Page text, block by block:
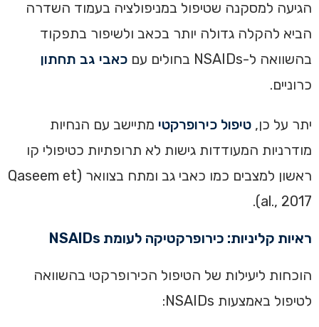
הגיעה למסקנה שטיפול במניפולציה בעמוד השדרה
הביא להקלה גדולה יותר בכאב ולשיפור בתפקוד
בהשוואה ל-NSAIDs בחולים עם
כאבי גב תחתון
כרוניים.
יתר על כן, טיפול כירופרקטי מתיישב עם הנחיות
מודרניות המעודדות גישות לא תרופתיות כטיפולי קו
ראשון למצבים כמו כאבי גב ומתח בצוואר (Qaseem et
al., 2017).
ראיות קליניות: כירופרקטיקה לעומת NSAIDs
הוכחות ליעילות של הטיפול הכירופרקטי בהשוואה
לטיפול באמצעות NSAIDs: